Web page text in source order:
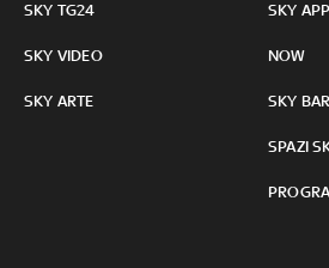
SKY TG24
SKY VIDEO
SKY ARTE
SKY
NOW
SKY BAR
SPAZI